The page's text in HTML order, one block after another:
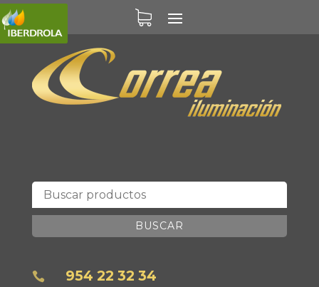
BUSCAR
 954 22 32 34